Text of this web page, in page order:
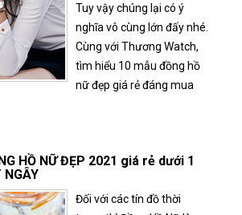
Tuy vậy chúng lại có ý
nghĩa vô cùng lớn đấy nhé.
Cùng với Thương Watch,
tìm hiểu 10 mẫu đồng hồ
nữ đẹp giá rẻ đáng mua
HỒ NỮ ĐẸP 2021 giá rẻ dưới 1
Đối với các tín đồ thời